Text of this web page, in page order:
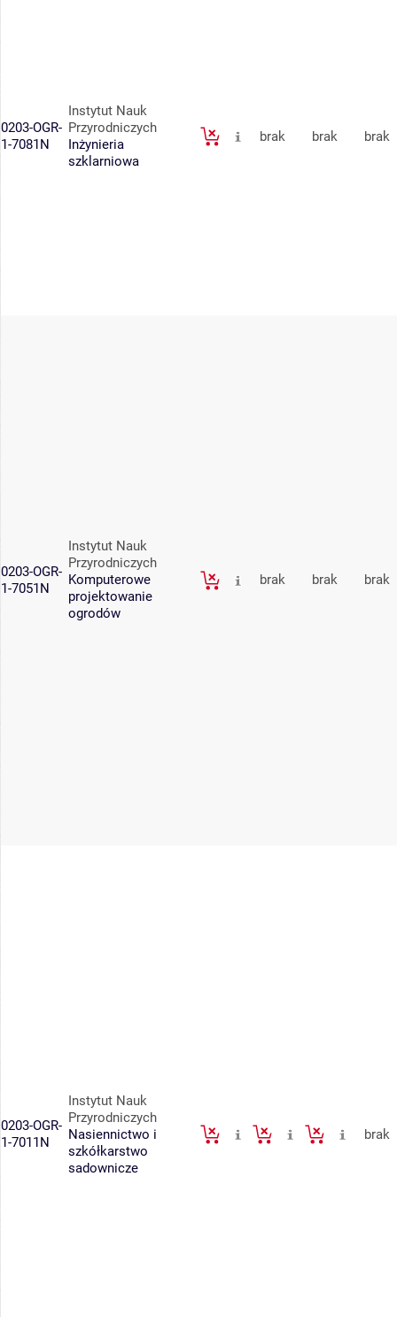
0203-OGR-
1-7081N
Instytut Nauk
Przyrodniczych
Inżynieria
szklarniowa
brak brak brak
0203-OGR-
1-7051N
Instytut Nauk
Przyrodniczych
Komputerowe
projektowanie
ogrodów
brak brak brak
0203-OGR-
1-7011N
Instytut Nauk
Przyrodniczych
Nasiennictwo i
szkółkarstwo
sadownicze
brak